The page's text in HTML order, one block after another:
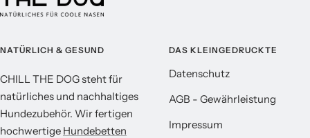
NATÜRLICH & GESUND
CHILL THE DOG steht für
natürliches und nachhaltiges
Hundezubehör. Wir fertigen
hochwertige Hundebetten
DAS KLEINGEDRUCKTE
Datenschutz
AGB - Gewährleistung
Impressum